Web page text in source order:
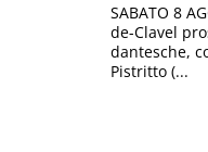
SABATO 8
de-Clavel
dantesche,
Pistritto (...